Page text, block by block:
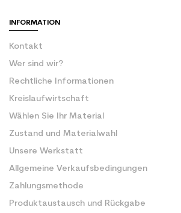
INFORMATION
Kontakt
Wer sind wir?
Rechtliche Informationen
Kreislaufwirtschaft
Wählen Sie Ihr Material
Zustand und Materialwahl
Unsere Werkstatt
Allgemeine Verkaufsbedingungen
Zahlungsmethode
Produktaustausch und Rückgabe